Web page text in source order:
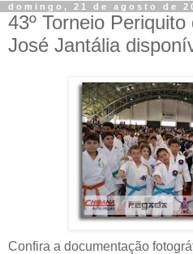
domingo, 21 de agosto de
43º Torneio
José Jantália
Confira a documentação